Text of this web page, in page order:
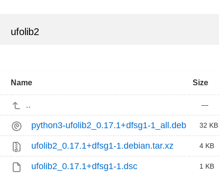
ufolib2
Name Size
.. —
python3-ufolib2_0.17.1+dfsg1-1_all.deb 32 KB
ufolib2_0.17.1+dfsg1-1.debian.tar.xz 4 KB
ufolib2_0.17.1+dfsg1-1.dsc 1 KB